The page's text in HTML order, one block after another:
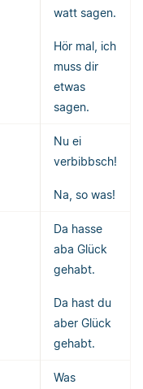
watt sagen.
Hör mal, ich
muss dir
etwas
sagen.
Nu ei
verbibbsch!
Na, so was!
Da hasse
aba Glück
gehabt.
Da hast du
aber Glück
gehabt.
Was